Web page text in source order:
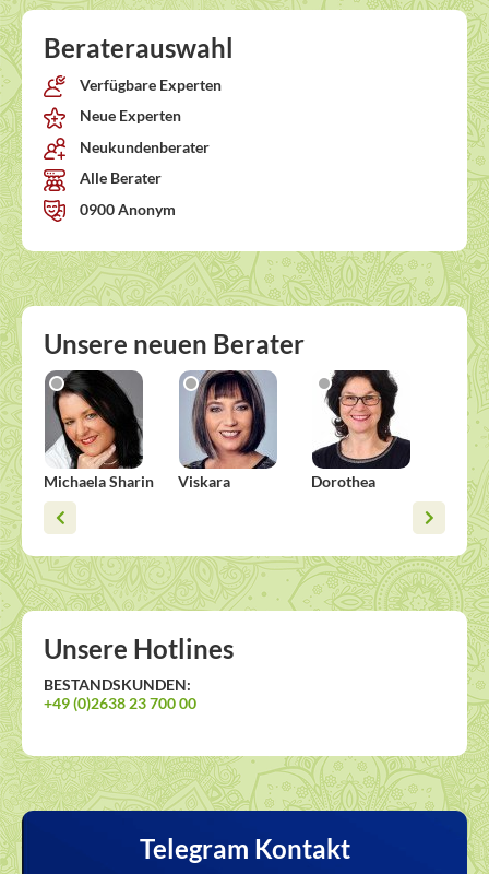
Beraterauswahl
Verfügbare Experten
Neue Experten
Neukundenberater
Alle Berater
0900 Anonym
Unsere neuen Berater
Michaela Sharin Viskara Dorothea Esther
Unsere Hotlines
BESTANDSKUNDEN:
+49 (0)2638 23 700 00
Telegram Kontakt